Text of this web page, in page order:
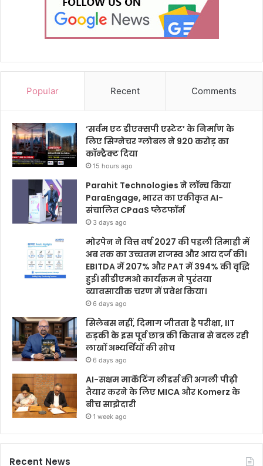
Popular Recent Comments
‘सर्वम एट डीएक्सपी एस्टेट’ के निर्माण के
लिए सिग्नेचर ग्लोबल ने 920 करोड़ का
कॉन्ट्रैक्ट दिया
15 hours ago
Parahit Technologies ने लॉन्च किया
ParaEngage, भारत का एकीकृत AI-
संचालित CPaaS प्लेटफॉर्म
3 days ago
मोरपेन ने वित्त वर्ष 2027 की पहली तिमाही में
अब तक का उच्चतम राजस्व और आय दर्ज की।
EBITDA में 207% और PAT में 394% की वृद्धि
हुई। सीडीएमओ कार्यक्रम ने पुरंतया
व्यावसायीक चरण में प्रवेश किया।
6 days ago
सिलेबस नहीं, दिमाग जीतता है परीक्षा, IIT
रुड़की के इस पूर्व छात्र की किताब से बदल रही
लाखों अभ्यर्थियों की सोच
6 days ago
AI-सक्षम मार्केटिंग लीडर्स की अगली पीढ़ी
तैयार करने के लिए MICA और Komerz के
बीच साझेदारी
1 week ago
Recent News